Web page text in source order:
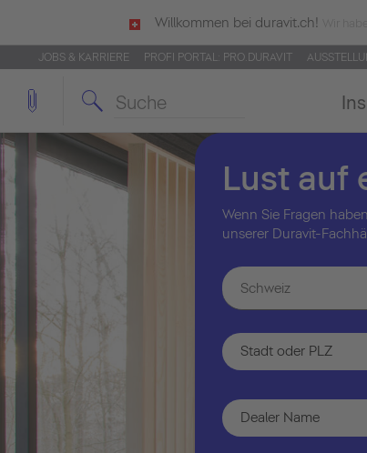
Willkommen bei duravit.ch!
JOBS & KARRIERE PROFI PORTAL: PRO.DURAVIT
Lust auf
Wenn Sie Fragen
unserer Duravit-
Schweiz